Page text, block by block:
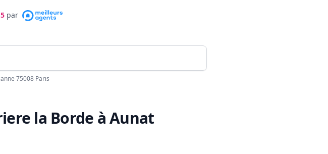
par
75008 Paris
la Borde à Aunat